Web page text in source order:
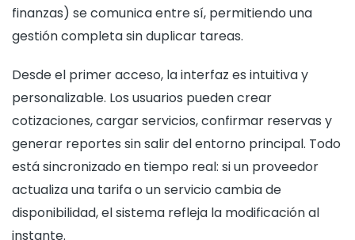
finanzas) se comunica entre sí, permitiendo una
gestión completa sin duplicar tareas.
Desde el primer acceso, la interfaz es intuitiva y
personalizable. Los usuarios pueden crear
cotizaciones, cargar servicios, confirmar reservas y
generar reportes sin salir del entorno principal. Todo
está sincronizado en tiempo real: si un proveedor
actualiza una tarifa o un servicio cambia de
disponibilidad, el sistema refleja la modificación al
instante.